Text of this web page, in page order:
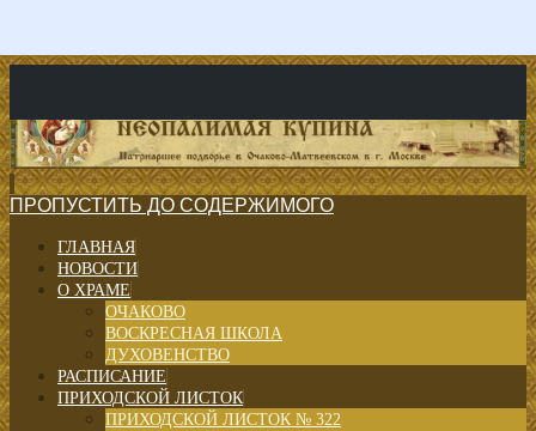
ПРОПУСТИТЬ ДО СОДЕРЖИМОГО
ГЛАВНАЯ
НОВОСТИ
О ХРАМЕ
ОЧАКОВО
ВОСКРЕСНАЯ ШКОЛА
ДУХОВЕНСТВО
РАСПИСАНИЕ
ПРИХОДСКОЙ ЛИСТОК
ПРИХОДСКОЙ ЛИСТОК № 322